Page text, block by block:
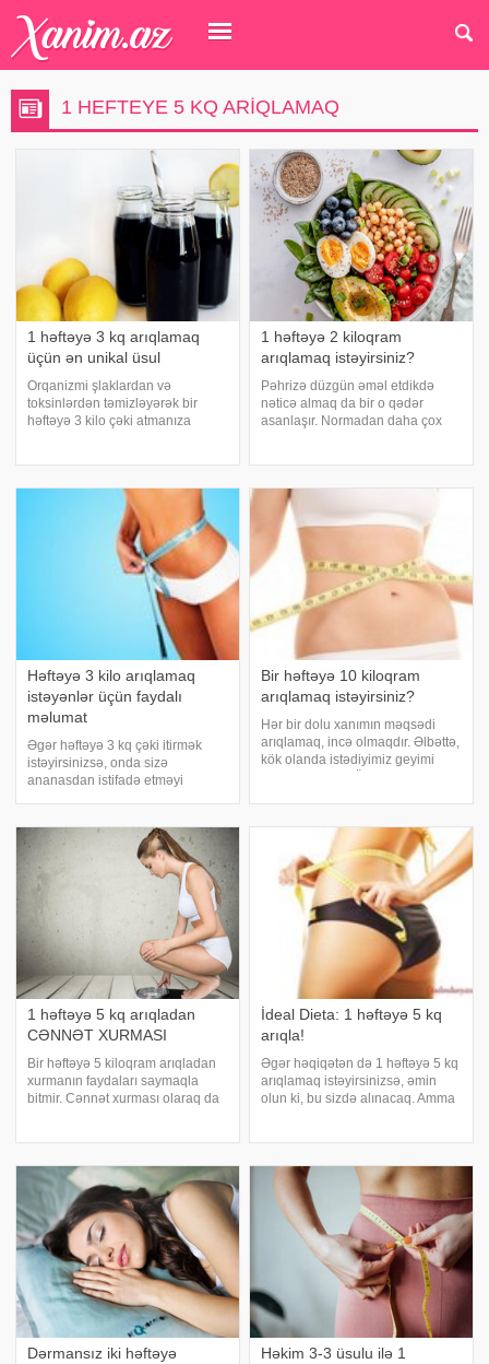
1 HEFTEYE 5 KQ ARIQLAMAQ
1 həftəyə 3 kq arıqlamaq
üçün ən unikal üsul
Orqanizmi şlaklardan və
toksinlərdən təmizləyərək bir
həftəyə 3 kilo çəki atmanıza
xörək qaşığı limon suyu.
Aktivləşdirilmiş kömür tablet
1 həftəyə 2 kiloqram
arıqlamaq istəyirsiniz?
Pəhrizə düzgün əməl etdikdə
nəticə almaq da bir o qədər
asanlaşır. Normadan daha çox
istinadən 1 həftə ərzində 2
kiloqram çəki atmağınız
Həftəyə 3 kilo arıqlamaq
istəyənlər üçün faydalı
məlumat
Əgər həftəyə 3 kq çəki itirmək
istəyirsinizsə, onda sizə
ananasdan istifadə etməyi
Ananasın qabıqlarını fırça ilə
yuyub, qabıqlı haldaq xırda-xırda
doğrayın. Sonr
Bir həftəyə 10 kiloqram
arıqlamaq istəyirsiniz?
Hər bir dolu xanımın məqsədi
arıqlamaq, incə olmaqdır. Əlbəttə,
kök olanda istədiyimiz geyimi
bir ehtiyac yoxdur. Hər bir şey öz
1 həftəyə 5 kq arıqladan
CƏNNƏT XURMASI
Bir həftəyə 5 kiloqram arıqladan
xurmanın faydaları saymaqla
bitmir. Cənnət xurması olaraq da
istinadən qış aylarında tez-tez
istehla
İdeal Dieta: 1 həftəyə 5 kq
arıqla!
Əgər həqiqətən də 1 həftəyə 5 kq
arıqlamaq istəyirsinizsə, əmin
olun ki, bu sizdə alınacaq. Amma
7 gün ərzində siz qida qəbu
Dərmansız iki həftəyə
Həkim 3-3 üsulu ilə 1